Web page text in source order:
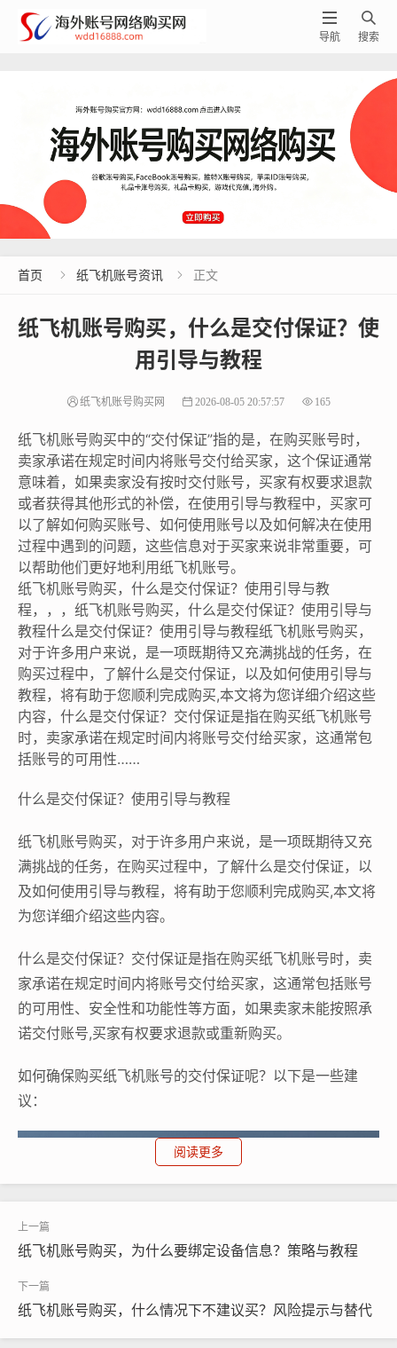

搜索

导航
首页  纸飞机账号资讯  正文
纸飞机账号购买，什么是交付保证？使
用引导与教程
纸飞机账号购买网 2026-08-05 20:57:57 165
纸飞机账号购买中的“交付保证”指的是，在购买账号时，
卖家承诺在规定时间内将账号交付给买家，这个保证通常
意味着，如果卖家没有按时交付账号，买家有权要求退款
或者获得其他形式的补偿，在使用引导与教程中，买家可
以了解如何购买账号、如何使用账号以及如何解决在使用
过程中遇到的问题，这些信息对于买家来说非常重要，可
以帮助他们更好地利用纸飞机账号。
纸飞机账号购买，什么是交付保证？使用引导与教
程，，，纸飞机账号购买，什么是交付保证？使用引导与
教程什么是交付保证？使用引导与教程纸飞机账号购买，
对于许多用户来说，是一项既期待又充满挑战的任务，在
购买过程中，了解什么是交付保证，以及如何使用引导与
教程，将有助于您顺利完成购买,本文将为您详细介绍这些
内容，什么是交付保证？交付保证是指在购买纸飞机账号
时，卖家承诺在规定时间内将账号交付给买家，这通常包
括账号的可用性……
什么是交付保证？使用引导与教程
纸飞机账号购买，对于许多用户来说，是一项既期待又充
满挑战的任务，在购买过程中，了解什么是交付保证，以
及如何使用引导与教程，将有助于您顺利完成购买,本文将
为您详细介绍这些内容。
什么是交付保证？交付保证是指在购买纸飞机账号时，卖
家承诺在规定时间内将账号交付给买家，这通常包括账号
的可用性、安全性和功能性等方面，如果卖家未能按照承
诺交付账号,买家有权要求退款或重新购买。
如何确保购买纸飞机账号的交付保证呢？以下是一些建
议：
阅读更多
纸飞机账号购买，为什么要绑定设备信息？策略与教程
纸飞机账号购买，什么情况下不建议买？风险提示与替代